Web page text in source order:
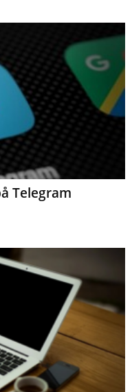
Telegram